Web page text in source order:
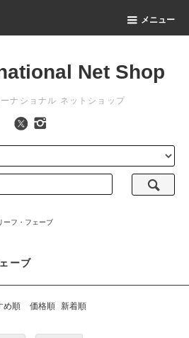
メニュー
Net Shop
ナショナル ネットショップ
ーフ・フェーブ
ーブ
め順 価格順 新着順